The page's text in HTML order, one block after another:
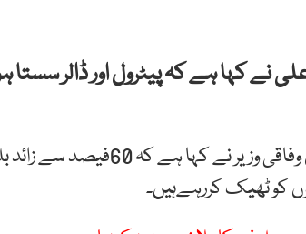
علی نے کہا ہے کہ پیٹرول اور ڈالر
تفصیلات کے مطابق نگران
کو ٹھیک کررہےہیں۔